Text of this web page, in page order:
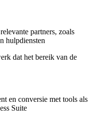
partners, zoals
hulpdiensten
dat het bereik van de
en conversie met tools als
Suite